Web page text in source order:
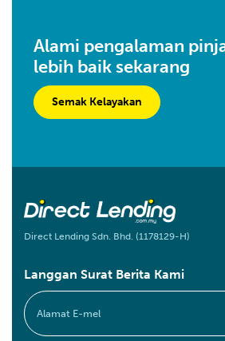
Alami pengalaman
lebih baik sekarang
Semak Kelayakan
Direct Lending Sdn. Bhd. (1178129-H)
Langgan Surat Berita Kami